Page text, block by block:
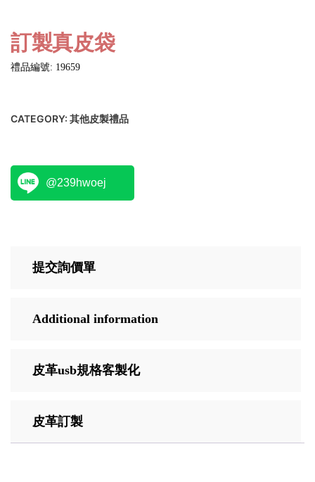
訂製真皮袋
禮品編號: 19659
CATEGORY: 其他皮製禮品
@239hwoej
提交詢價單
Additional information
皮革usb規格客製化
皮革訂製